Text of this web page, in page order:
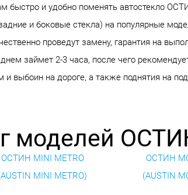
быстро и удобно поменять автостекло
и боковые стекла) на популярные
проведут замену, гарантия на
займет 2-3 часа, после чего
и выбоин на дороге, а также поднятия на
моделей
ОСТИН MINI METRO
MINI METRO)
ОСТИН
(AUSTIN